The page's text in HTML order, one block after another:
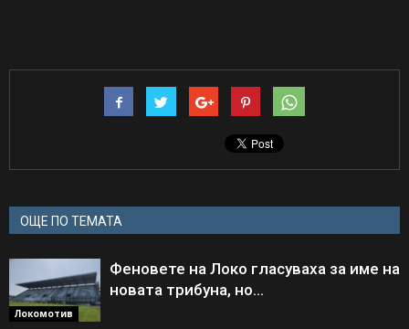
ОЩЕ ПО ТЕМАТА
Локомотив
Феновете на Локо гласуваха за име на
новата трибуна, но…